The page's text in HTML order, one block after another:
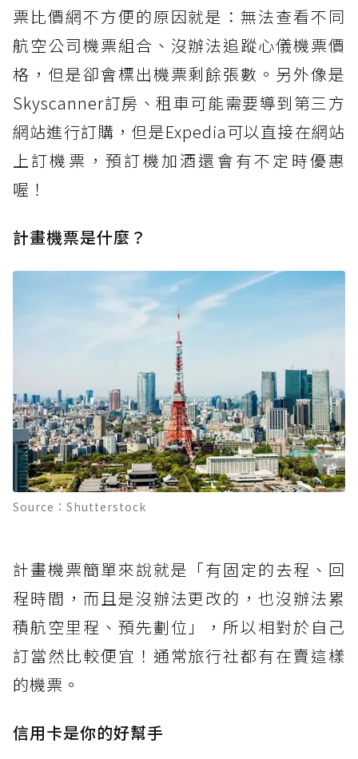
票比價網不方便的原因就是：無法查看不同
航空公司機票組合、沒辦法追蹤心儀機票價
格，但是卻會標出機票剩餘張數。另外像是
Skyscanner訂房、租車可能需要導到第三方
網站進行訂購，但是Expedia可以直接在網站
上訂機票，預訂機加酒還會有不定時優惠
喔！
計畫機票是什麼？
Source：Shutterstock
計畫機票簡單來說就是「有固定的去程、回
程時間，而且是沒辦法更改的，也沒辦法累
積航空里程、預先劃位」，所以相對於自己
訂當然比較便宜！通常旅行社都有在賣這樣
的機票。
信用卡是你的好幫手